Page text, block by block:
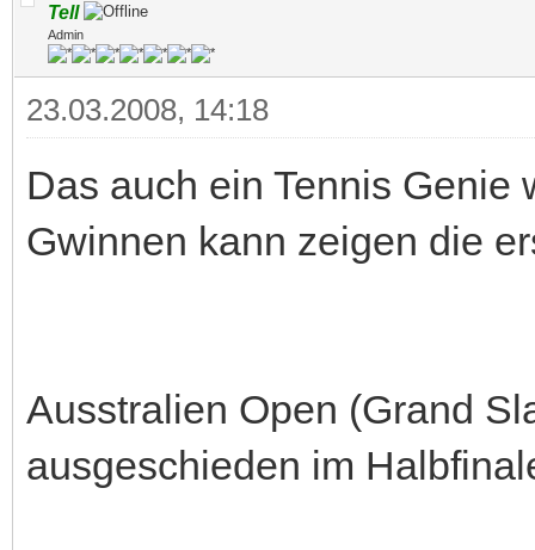
Tell
Admin
23.03.2008, 14:18
Das auch ein Tennis Genie
Gwinnen kann zeigen die
Ausstralien Open (Grand
ausgeschieden im